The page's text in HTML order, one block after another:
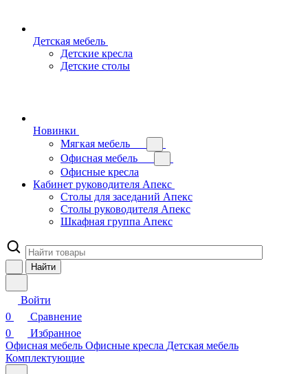
Детская мебель
Детские кресла
Детские столы
Новинки
Мягкая мебель
Офисная мебель
Офисные кресла
Кабинет руководителя Апекс
Столы для заседаний Апекс
Столы руководителя Апекс
Шкафная группа Апекс
Найти
Войти
0
Сравнение
0
Избранное
Офисная мебель Офисные кресла Детская мебель
Комплектующие